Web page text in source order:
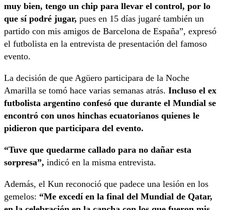
muy bien, tengo un chip para llevar el control, por lo
que sí podré jugar, pues en 15 días jugaré también un
partido con mis amigos de Barcelona de España”, expresó
el futbolista en la entrevista de presentación del famoso
evento.
La decisión de que Agüero participara de la Noche
Amarilla se tomó hace varias semanas atrás. Incluso el ex
futbolista argentino confesó que durante el Mundial se
encontró con unos hinchas ecuatorianos quienes le
pidieron que participara del evento.
“Tuve que quedarme callado para no dañar esta
sorpresa”, indicó en la misma entrevista.
Además, el Kun reconoció que padece una lesión en los
gemelos: “Me excedí en la final del Mundial de Qatar,